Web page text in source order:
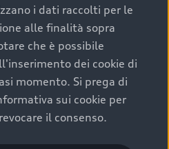
trasmissione e
ottimo stato garantiscono
sicure.
una Concessionaria ufficiale
tramite Audi Prima
ad un prodotto che viene
e coperto da
maggiore tutela del tuo
i dati raccolti per le
alle finalità sopra
che è possibile
dei cookie di
momento. Si prega di
sui cookie per
il consenso.